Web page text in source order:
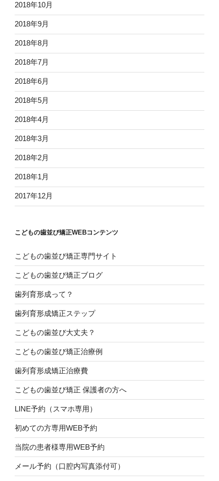
2018年10月
2018年9月
2018年8月
2018年7月
2018年6月
2018年5月
2018年4月
2018年3月
2018年2月
2018年1月
2017年12月
こどもの歯並び矯正WEBコンテンツ
こどもの歯並び矯正専門サイト
こどもの歯並び矯正ブログ
歯列育形成って？
歯列育形成矯正ステップ
こどもの歯並び大丈夫？
こどもの歯並び矯正治療例
歯列育形成矯正治療費
こどもの歯並び矯正 保護者の方へ
LINE予約（スマホ専用）
初めての方専用WEB予約
当院の患者様専用WEB予約
メール予約（口腔内写真添付可）